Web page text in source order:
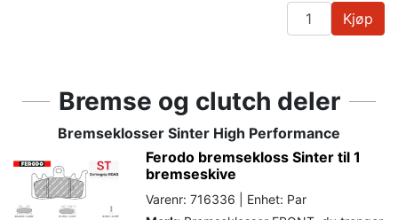
Kjøp
Bremse og clutch deler
Bremseklosser Sinter High Performance
Ferodo bremsekloss Sinter til 1
bremseskive
Varenr: 716336 | Enhet: Par